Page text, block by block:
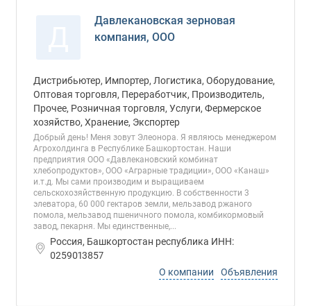
Давлекановская зерновая
компания, ООО
Дистрибьютер, Импортер, Логистика, Оборудование,
Оптовая торговля, Переработчик, Производитель,
Прочее, Розничная торговля, Услуги, Фермерское
хозяйство, Хранение, Экспортер
Добрый день! Меня зовут Элеонора. Я являюсь менеджером
Агрохолдинга в Республике Башкортостан. Наши
предприятия ООО «Давлекановский комбинат
хлебопродуктов», ООО «Аграрные традиции», ООО «Канаш»
и.т.д. Мы сами производим и выращиваем
сельскохозяйственную продукцию. В собственности 3
элеватора, 60 000 гектаров земли, мельзавод ржаного
помола, мельзавод пшеничного помола, комбикормовый
завод, пекарня. Мы единственные,...
Россия, Башкортостан республика ИНН:
0259013857
О компании
Объявления